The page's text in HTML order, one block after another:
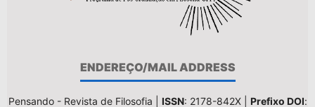
ENDEREÇO/MAIL ADDRESS
Pensando - Revista de Filosofia | ISSN: 2178-842X | Prefixo DOI: